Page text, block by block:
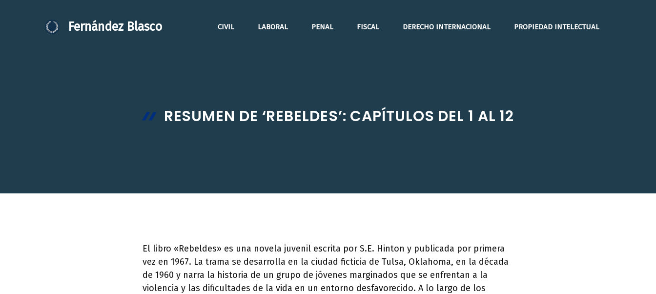
Fernández Blasco CIVIL LABORAL PENAL FISCAL DERECHO INTERNACIONAL PROPIEDAD INTELECTUAL
RESUMEN DE ‘REBELDES’: CAPÍTULOS DEL 1 AL 12
El libro «Rebeldes» es una novela juvenil escrita por S.E. Hinton y publicada por primera
vez en 1967. La trama se desarrolla en la ciudad ficticia de Tulsa, Oklahoma, en la década
de 1960 y narra la historia de un grupo de jóvenes marginados que se enfrentan a la
violencia y las dificultades de la vida en un entorno desfavorecido. A lo largo de los